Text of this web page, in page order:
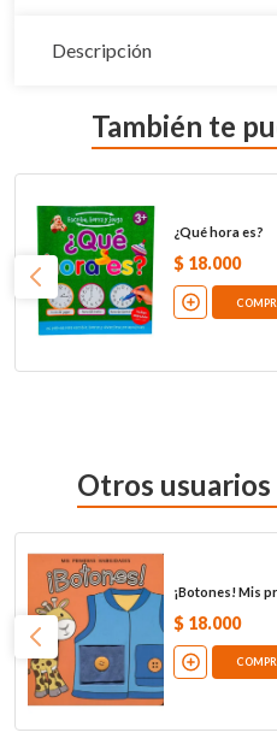
Descripción
También te
¿Qué hora es?
$ 18.000
Otros
¡Botones! Mis
$ 18.000